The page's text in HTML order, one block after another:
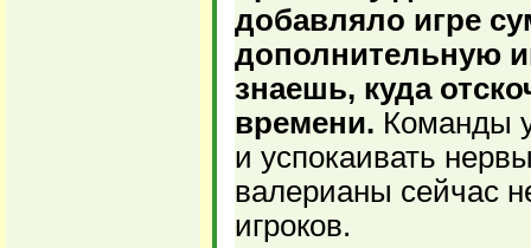
добавляло игре
дополнительную
знаешь, куда
времени. Команды
и успокаивать
валерианы сейчас
игроков.